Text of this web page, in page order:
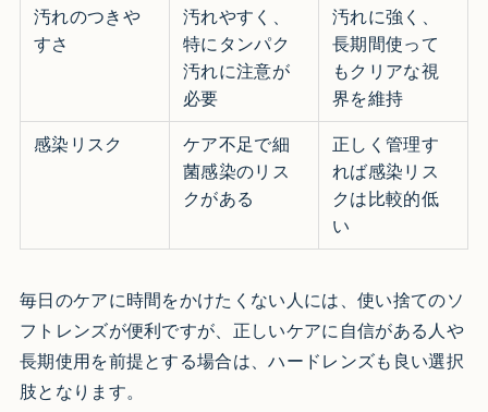
汚れのつきや
すさ
汚れやすく、
特にタンパク
汚れに注意が
必要
汚れに強く、
長期間使って
もクリアな視
界を維持
感染リスク
ケア不足で細
菌感染のリス
クがある
正しく管理す
れば感染リス
クは比較的低
い
毎日のケアに時間をかけたくない人には、使い捨てのソ
フトレンズが便利ですが、正しいケアに自信がある人や
長期使用を前提とする場合は、ハードレンズも良い選択
肢となります。